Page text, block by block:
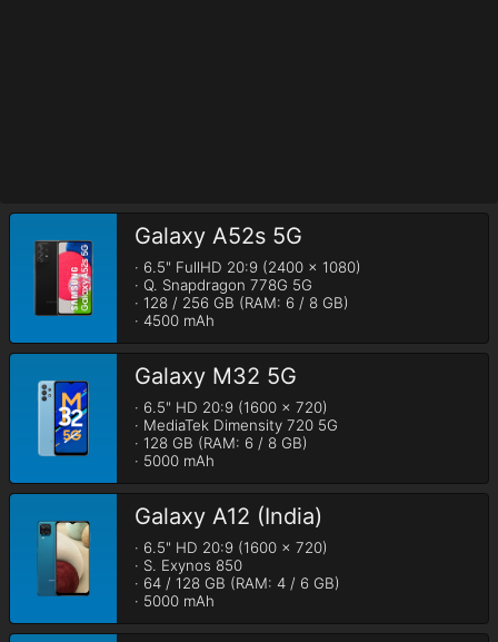
Galaxy A52s 5G
· 6.5" FullHD 20:9 (2400 x 1080)
· Q. Snapdragon 778G 5G
· 128 / 256 GB (RAM: 6 / 8 GB)
· 4500 mAh
Galaxy M32 5G
· 6.5" HD 20:9 (1600 x 720)
· MediaTek Dimensity 720 5G
· 128 GB (RAM: 6 / 8 GB)
· 5000 mAh
Galaxy A12 (India)
· 6.5" HD 20:9 (1600 x 720)
· S. Exynos 850
· 64 / 128 GB (RAM: 4 / 6 GB)
· 5000 mAh